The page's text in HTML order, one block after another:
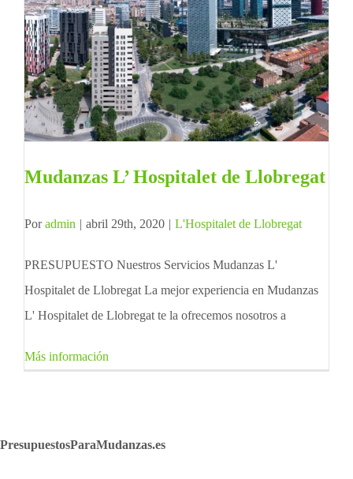
Mudanzas L’ Hospitalet de Llobregat
Poradmin | abril 29th, 2020 | L'Hospitalet de Llobregat
PRESUPUESTO Nuestros Servicios Mudanzas L'
Hospitalet de Llobregat La mejor experiencia en Mudanzas
L' Hospitalet de Llobregat te la ofrecemos nosotros a
Más información
PresupuestosParaMudanzas.es